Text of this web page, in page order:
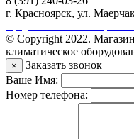
г. Красноярск, ул.
© Copyright 2022.
климатическое
×
Заказать звонок
Ваше Имя:
Номер телефона: